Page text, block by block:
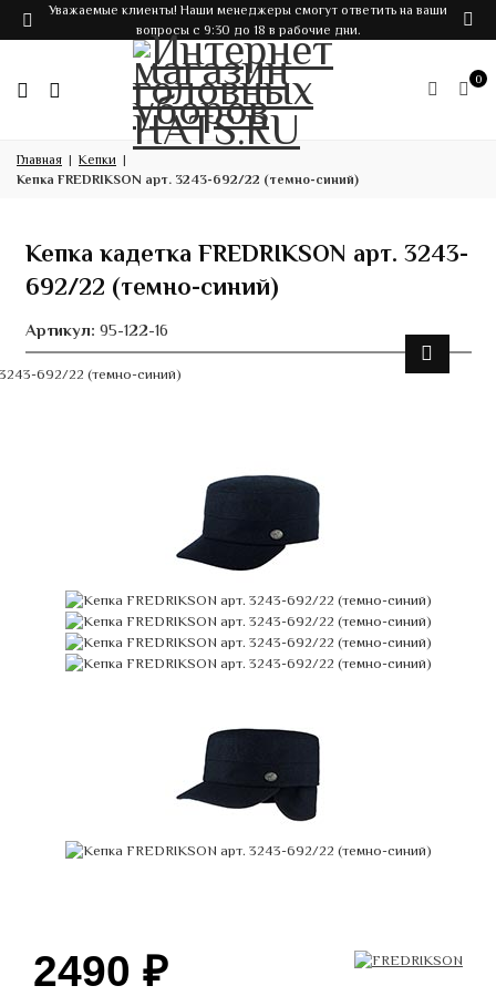
Уважаемые клиенты! Наши менеджеры смогут ответить на ваши
вопросы с 9:30 до 18 в рабочие дни.
0
Главная
Кепки
Кепка FREDRIKSON арт. 3243-692/22 (темно-синий)
Кепка кадетка FREDRIKSON арт. 3243-
692/22 (темно-синий)
Артикул: 95-122-16
2490 ₽